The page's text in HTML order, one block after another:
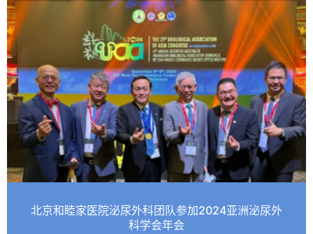
北京和睦家医院泌尿外科团队参加2024亚洲泌尿外
科学会年会